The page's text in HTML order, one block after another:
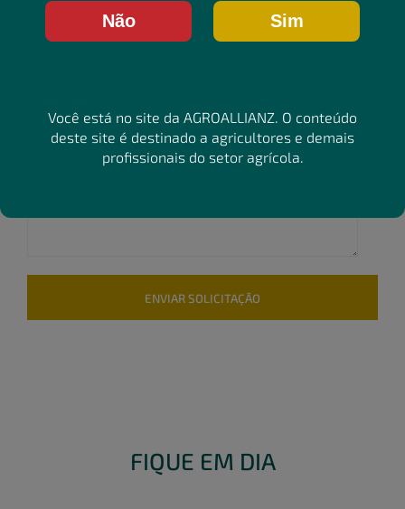
Não Sim
Você está no site da AGROALLIANZ. O conteúdo
deste site é destinado a agricultores e demais
profissionais do setor agrícola.
FIQUE EM DIA